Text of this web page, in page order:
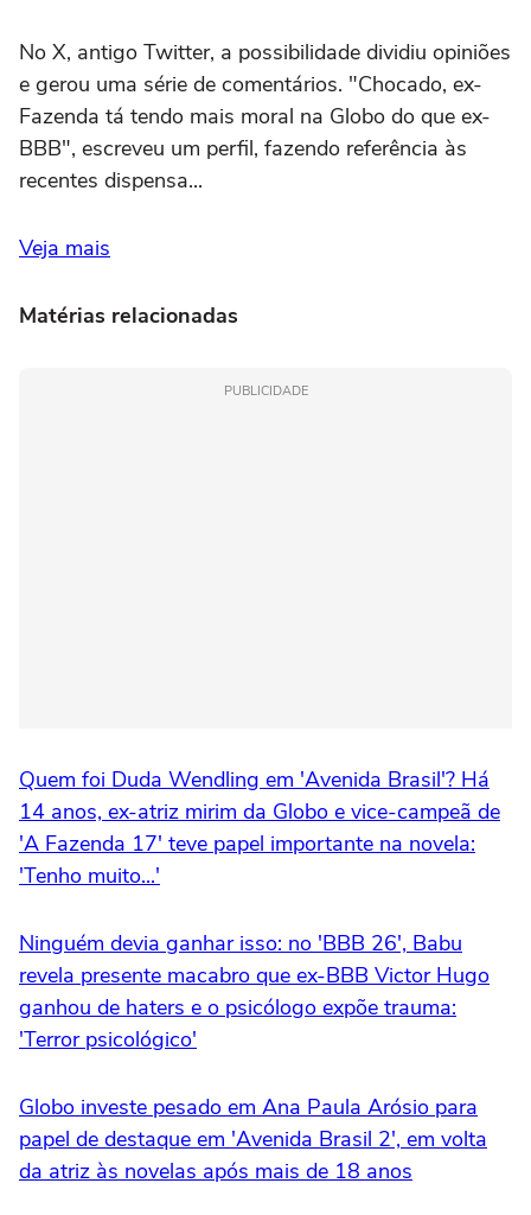
No X, antigo Twitter, a possibilidade dividiu opiniões
e gerou uma série de comentários. "Chocado, ex-
Fazenda tá tendo mais moral na Globo do que ex-
BBB", escreveu um perfil, fazendo referência às
recentes dispensa...
Veja mais
Matérias relacionadas
PUBLICIDADE
Quem foi Duda Wendling em 'Avenida Brasil'? Há
14 anos, ex-atriz mirim da Globo e vice-campeã de
'A Fazenda 17' teve papel importante na novela:
'Tenho muito...'
Ninguém devia ganhar isso: no 'BBB 26', Babu
revela presente macabro que ex-BBB Victor Hugo
ganhou de haters e o psicólogo expõe trauma:
'Terror psicológico'
Globo investe pesado em Ana Paula Arósio para
papel de destaque em 'Avenida Brasil 2', em volta
da atriz às novelas após mais de 18 anos